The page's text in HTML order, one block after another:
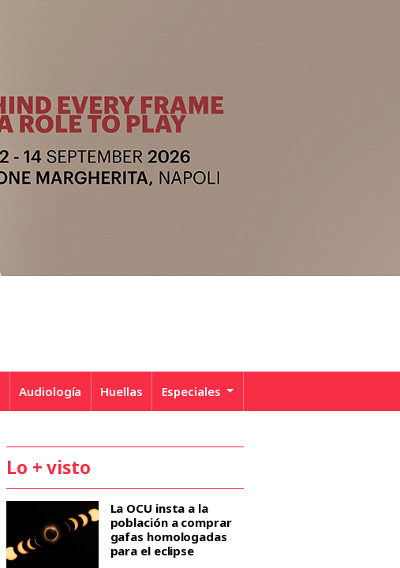
Audiología Huellas Especiales
Lo + visto
La OCU insta a la
población a comprar
gafas homologadas
para el eclipse